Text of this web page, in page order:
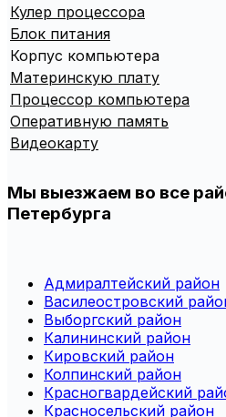
Кулер процессора
Блок питания
Корпус компьютера
Материнскую плату
Процессор компьютера
Оперативную память
Видеокарту
Мы выезжаем во все
Петербурга
Адмиралтейский район
Василеостровский
Выборгский район
Калининский район
Кировский район
Колпинский район
Красногвардейский
Красносельский район